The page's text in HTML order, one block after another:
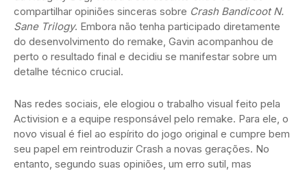
compartilhar opiniões sinceras sobre Crash Bandicoot N.
Sane Trilogy. Embora não tenha participado diretamente
do desenvolvimento do remake, Gavin acompanhou de
perto o resultado final e decidiu se manifestar sobre um
detalhe técnico crucial.
Nas redes sociais, ele elogiou o trabalho visual feito pela
Activision e a equipe responsável pelo remake. Para ele, o
novo visual é fiel ao espírito do jogo original e cumpre bem
seu papel em reintroduzir Crash a novas gerações. No
entanto, segundo suas opiniões, um erro sutil, mas